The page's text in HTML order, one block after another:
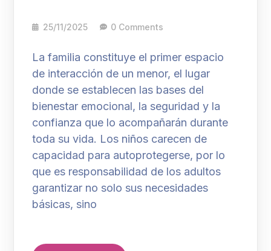
25/11/2025 0 Comments
La familia constituye el primer espacio
de interacción de un menor, el lugar
donde se establecen las bases del
bienestar emocional, la seguridad y la
confianza que lo acompañarán durante
toda su vida. Los niños carecen de
capacidad para autoprotegerse, por lo
que es responsabilidad de los adultos
garantizar no solo sus necesidades
básicas, sino